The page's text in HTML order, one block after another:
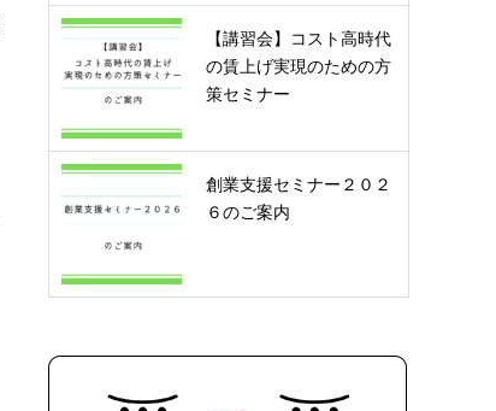
【講習会】コスト高時代
の賃上げ実現のための方
策セミナー
創業支援セミナー２０２
６のご案内